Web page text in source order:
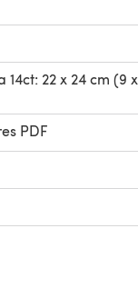
14ct: 22 x 24 cm (9 x
PDF